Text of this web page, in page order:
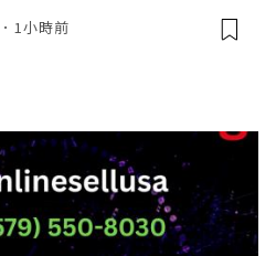
1小時前